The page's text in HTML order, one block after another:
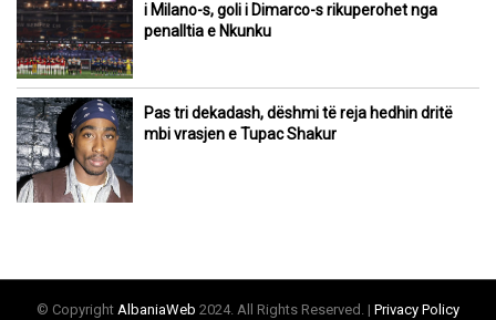
i Milano-s, goli i Dimarco-s rikuperohet nga
penalltia e Nkunku
Pas tri dekadash, dëshmi të reja hedhin dritë
mbi vrasjen e Tupac Shakur
© Copyright AlbaniaWeb 2024. All Rights Reserved. | Privacy Policy